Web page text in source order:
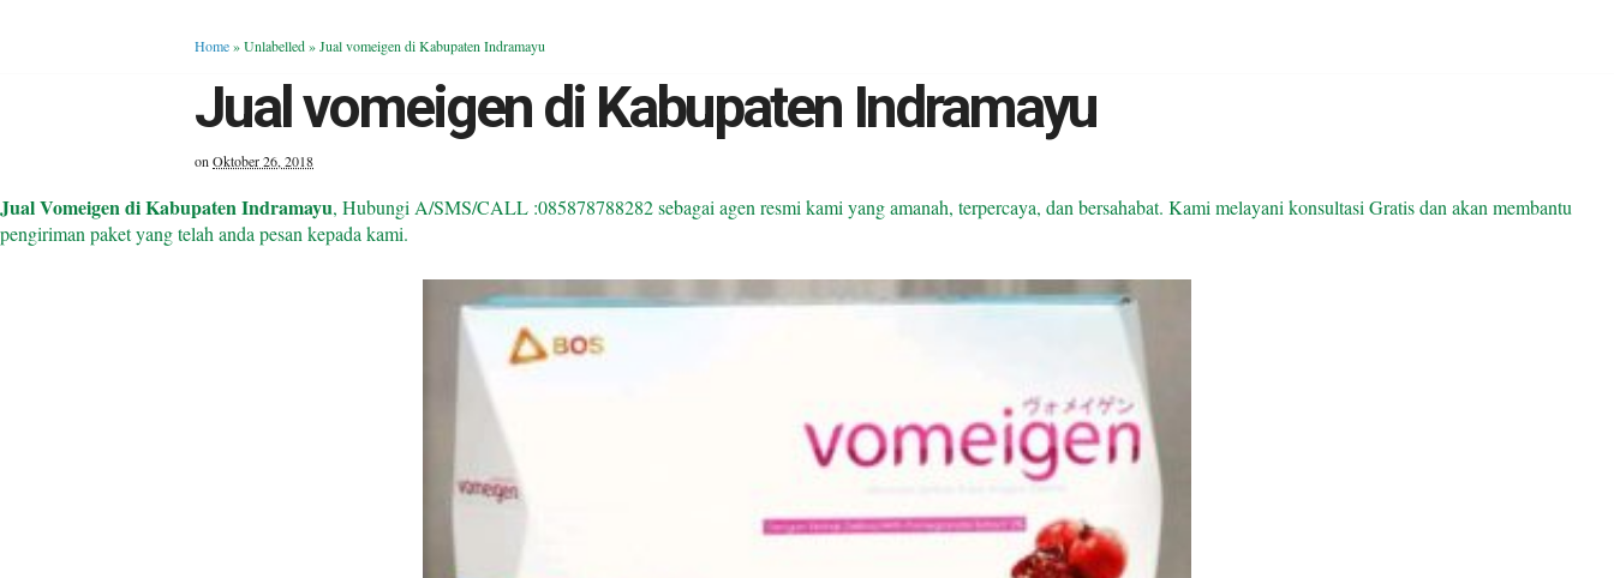
Home» Unlabelled »Jual vomeigen di Kabupaten Indramayu
Jual vomeigen di Kabupaten Indramayu
onOktober 26, 2018
Jual Vomeigen di Kabupaten Indramayu, Hubungi A/SMS/CALL :085878788282 sebagai agen resmi kami yang amanah, terpercaya, dan bersahabat. Kami melayani konsultasi Gratis dan akan membantu
pengiriman paket yang telah anda pesan kepada kami.